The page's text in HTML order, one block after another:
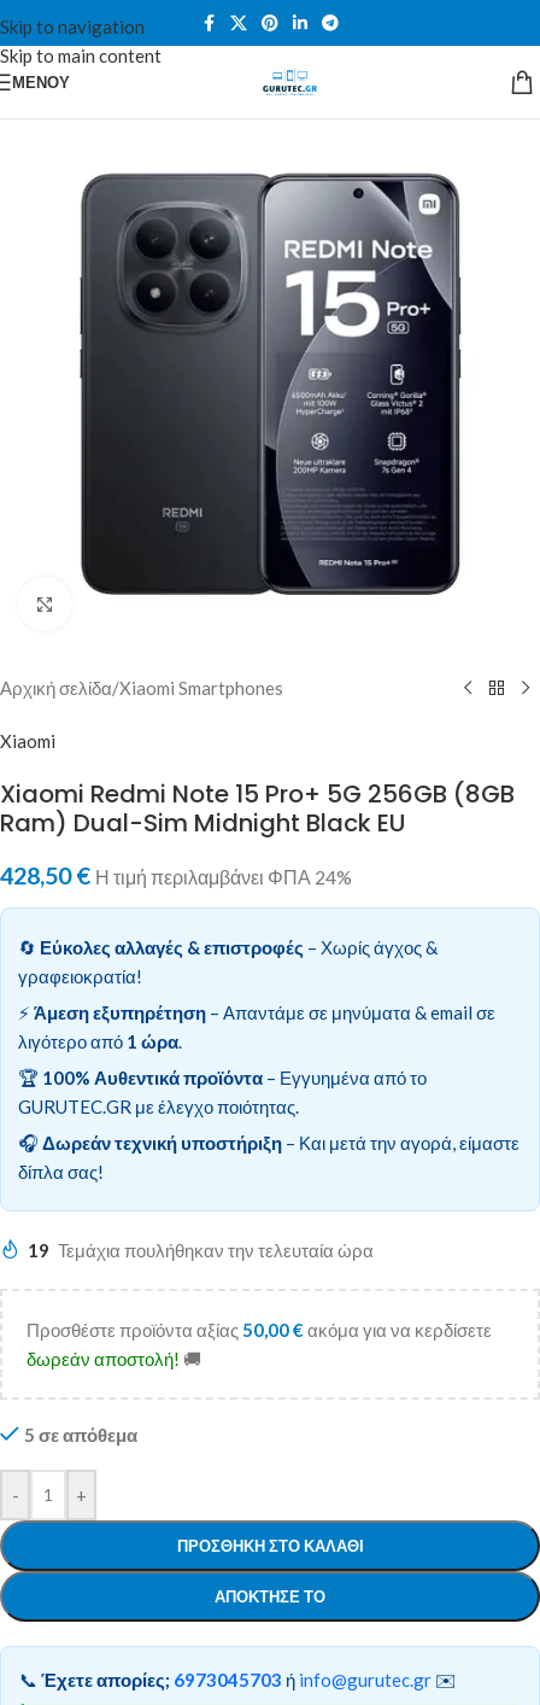
Skip to navigation
Skip to main content
ΜΕΝΟΎ
Αρχική σελίδα/Xiaomi Smartphones
Xiaomi
Xiaomi Redmi Note 15 Pro+ 5G 256GB (8GB
Ram) Dual-Sim Midnight Black EU
428,50€ Η τιμή περιλαμβάνει ΦΠΑ 24%
🔄 Εύκολες αλλαγές & επιστροφές – Χωρίς άγχος &
γραφειοκρατία!
⚡ Άμεση εξυπηρέτηση – Απαντάμε σε μηνύματα & email σε
λιγότερο από 1 ώρα.
🏆 100% Αυθεντικά προϊόντα – Εγγυημένα από το
GURUTEC.GR με έλεγχο ποιότητας.
🎧 Δωρεάν τεχνική υποστήριξη – Και μετά την αγορά, είμαστε
δίπλα σας!
19 Τεμάχια πουλήθηκαν την τελευταία ώρα
Προσθέστε προϊόντα αξίας50,00€ ακόμα για να κερδίσετε
δωρεάν αποστολή! 🚚
5 σε απόθεμα
- +
ΠΡΟΣΘΉΚΗ ΣΤΟ ΚΑΛΆΘΙ
ΑΠΌΚΤΗΣΕ ΤΟ
📞 Έχετε απορίες; 6973045703 ή info@gurutec.gr ✉️